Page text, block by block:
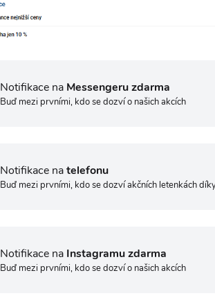
Notifikace na Messengeru zdarma
Buď mezi prvními, kdo se dozví o našich akcích
Notifikace natelefonu
Buď mezi prvními, kdo se dozví akčních letenkách
Notifikace na Instagramu zdarma
Buď mezi prvními, kdo se dozví o našich akcích